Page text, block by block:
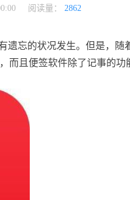
阅读量： 2862
遗忘的状况发生。但是，随
而且便签软件除了记事的功